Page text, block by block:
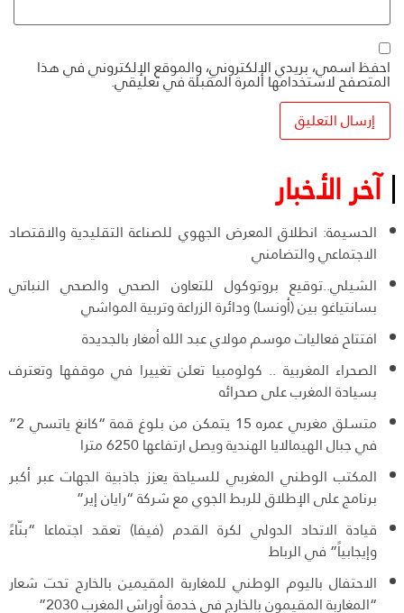
احفظ اسمي، بريدي الإلكتروني، والموقع الإلكتروني في هذا
المتصفح لاستخدامها المرة المقبلة في تعليقي.
آخر الأخبار
الحسيمة: انطلاق المعرض الجهوي للصناعة التقليدية والاقتصاد
الاجتماعي والتضامني
الشيلي..توقيع بروتوكول للتعاون الصحي والصحي النباتي
بسانتياغو بين (أونسا) ودائرة الزراعة وتربية المواشي
افتتاح فعاليات موسم مولاي عبد الله أمغار بالجديدة
الصحراء المغربية .. كولومبيا تعلن تغييرا في موقفها وتعترف
بسيادة المغرب على صحرائه
متسلق مغربي عمره 15 يتمكن من بلوغ قمة “كانغ ياتسي 2”
في جبال الهيمالايا الهندية ويصل ارتفاعها 6250 مترا
المكتب الوطني المغربي للسياحة يعزز جاذبية الجهات عبر أكبر
برنامج على الإطلاق للربط الجوي مع شركة “رايان إير”
قيادة الاتحاد الدولي لكرة القدم (فيفا) تعقد اجتماعا “بنّاءً
وإيجابياً” في الرباط
الاحتفال باليوم الوطني للمغاربة المقيمين بالخارج تحت شعار
“المغاربة المقيمون بالخارج في خدمة أوراش المغرب 2030”